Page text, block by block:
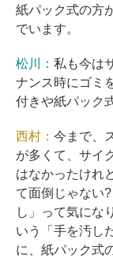
紙パック式の方
でいます。
松川： 私も今は
ナンス時にゴミ
付きや紙パック
西村： 今まで、
が多くて、サイ
はなかったけれ
て面倒じゃない
し」って気にな
いう「手を汚し
に、紙パック式